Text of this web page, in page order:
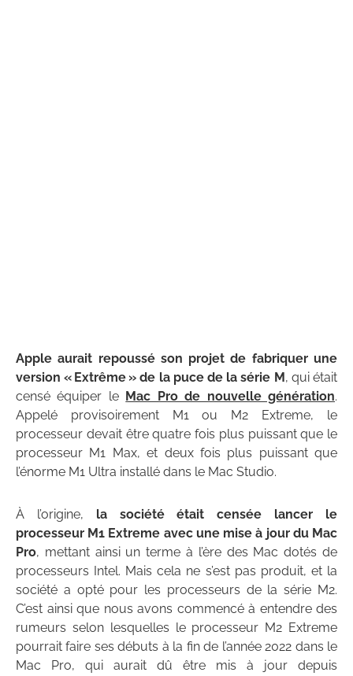
Apple aurait repoussé son projet de fabriquer une
version « Extrême » de la puce de la série M , qui était
censé équiper le Mac Pro de nouvelle génération.
Appelé provisoirement M1 ou M2 Extreme, le
processeur devait être quatre fois plus puissant que le
processeur M1 Max, et deux fois plus puissant que
l’énorme M1 Ultra installé dans le Mac Studio.
À l’origine, la société était censée lancer le
processeur M1 Extreme avec une mise à jour du Mac
Pro, mettant ainsi un terme à l’ère des Mac dotés de
processeurs Intel. Mais cela ne s’est pas produit, et la
société a opté pour les processeurs de la série M2.
C’est ainsi que nous avons commencé à entendre des
rumeurs selon lesquelles le processeur M2 Extreme
pourrait faire ses débuts à la fin de l’année 2022 dans le
Mac Pro, qui aurait dû être mis à jour depuis